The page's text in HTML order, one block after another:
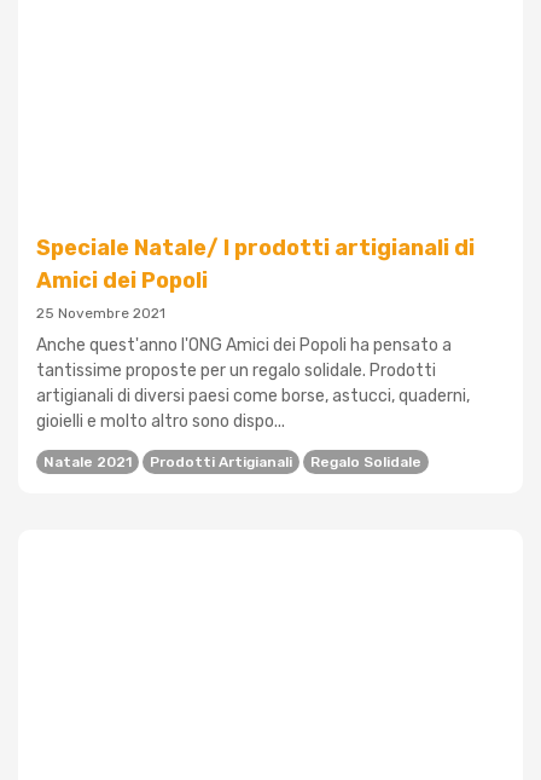
Speciale Natale/ I prodotti artigianali di
Amici dei Popoli
25 Novembre 2021
Anche quest'anno l'ONG Amici dei Popoli ha pensato a
tantissime proposte per un regalo solidale. Prodotti
artigianali di diversi paesi come borse, astucci, quaderni,
gioielli e molto altro sono dispo...
Natale 2021 Prodotti Artigianali Regalo Solidale